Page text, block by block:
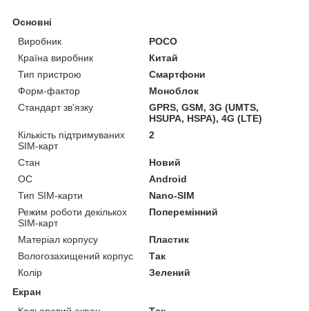
Основні
Виробник
POCO
Країна виробник
Китай
Тип пристрою
Смартфони
Форм-фактор
Моноблок
Стандарт зв'язку
GPRS, GSM, 3G (UMTS,
HSUPA, HSPA), 4G (LTE)
Кількість підтримуваних
SIM-карт
2
Стан
Новий
ОС
Android
Тип SIM-карти
Nano-SIM
Режим роботи декількох
SIM-карт
Поперемінний
Матеріал корпусу
Пластик
Вологозахищений корпус
Так
Колір
Зелений
Екран